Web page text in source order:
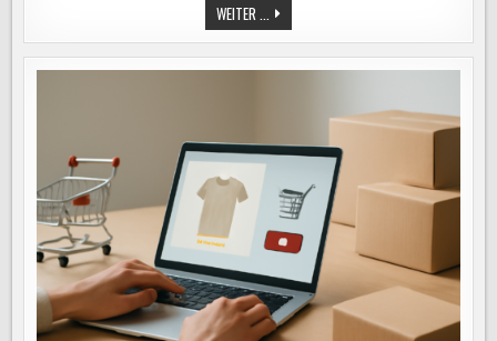
WEITER ... DEVOPS-
PRINZIPIEN
OPTIMIEREN
SOFTWAREENTWICKLUNG:
KOLLABORATION,
KUNDENORIENTIERUNG
IM